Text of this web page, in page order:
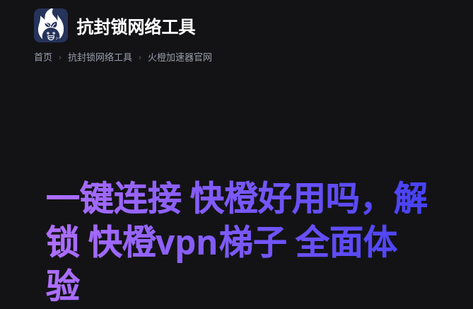
抗封锁网络工具
首页 › 抗封锁网络工具 › 火橙加速器官网
一键连接 快橙好用吗，解
锁 快橙vpn梯子 全面体
验